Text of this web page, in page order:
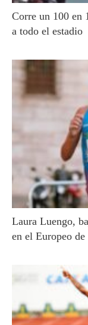
Corre un 100 en
a todo el estadio
Laura Luengo,
en el Europeo